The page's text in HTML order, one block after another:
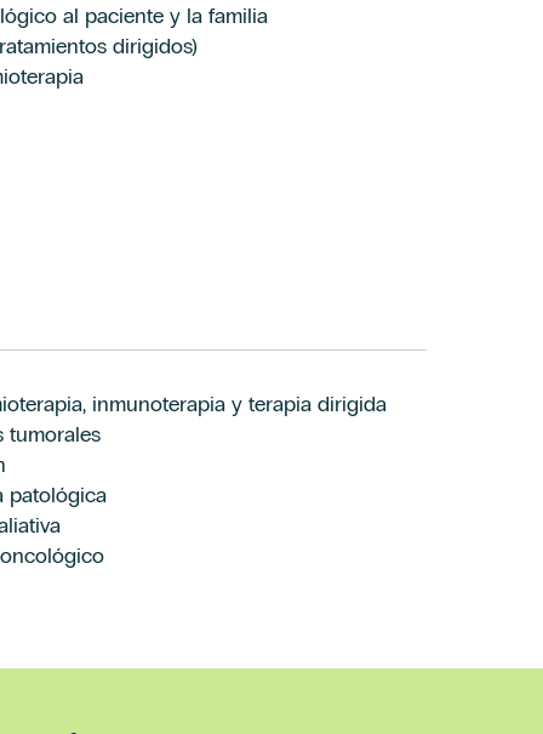
al paciente y la familia
dirigidos)
inmunoterapia y terapia dirigida
tumorales
patológica